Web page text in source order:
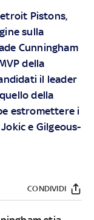
Pistons,
sulla
Cunningham
della
il leader
della
estromettere i
e Gilgeous-
CONDIVIDI